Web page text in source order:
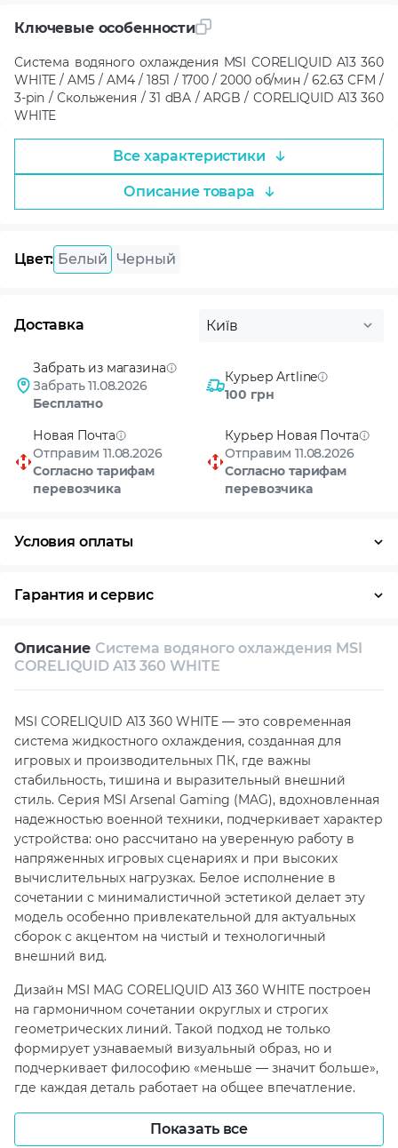
Ключевые особенности
Система водяного охлаждения MSI CORELIQUID A13 360
WHITE / AM5 / AM4 / 1851 / 1700 / 2000 об/мин / 62.63 CFM /
3-pin / Скольжения / 31 dBA / ARGB / CORELIQUID A13 360
WHITE
Все характеристики
Описание товара
Цвет: Белый Черный
Доставка Київ
Забрать из магазина
Забрать 11.08.2026
Бесплатно
Курьер Artline
100 грн
Новая Почта
Отправим 11.08.2026
Согласно тарифам
перевозчика
Курьер Новая Почта
Отправим 11.08.2026
Согласно тарифам
перевозчика
Условия оплаты
Гарантия и сервис
Собственный сервисный центр
Описание Система водяного охлаждения MSI
CORELIQUID A13 360 WHITE
MSI CORELIQUID A13 360 WHITE — это современная
система жидкостного охлаждения, созданная для
игровых и производительных ПК, где важны
стабильность, тишина и выразительный внешний
стиль. Серия MSI Arsenal Gaming (MAG), вдохновленная
надежностью военной техники, подчеркивает характер
устройства: оно рассчитано на уверенную работу в
напряженных игровых сценариях и при высоких
вычислительных нагрузках. Белое исполнение в
сочетании с минималистичной эстетикой делает эту
модель особенно привлекательной для актуальных
сборок с акцентом на чистый и технологичный
внешний вид.
Дизайн MSI MAG CORELIQUID A13 360 WHITE построен
на гармоничном сочетании округлых и строгих
геометрических линий. Такой подход не только
формирует узнаваемый визуальный образ, но и
подчеркивает философию «меньше — значит больше»,
где каждая деталь работает на общее впечатление.
конструкцию и позволяет подчеркнуть контуры
Показать все